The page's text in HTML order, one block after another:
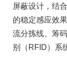
屏蔽设计，结
的稳定感应效
流分拣线、筹
别（RFID）系